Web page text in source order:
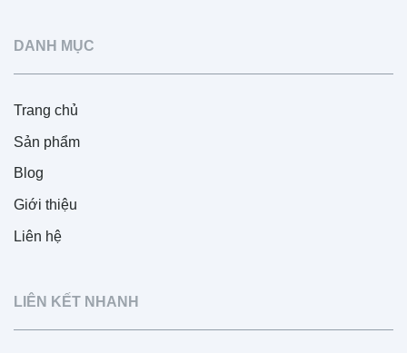
DANH MỤC
Trang chủ
Sản phẩm
Blog
Giới thiệu
Liên hệ
LIÊN KẾT NHANH